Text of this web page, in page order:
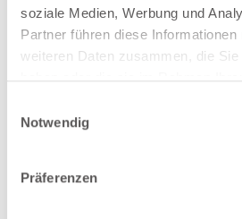
soziale Medien, Werbung und
Partner führen diese
weiteren Daten zusammen, die
haben oder die sie im Rahmen
Notwendig
Präferenzen